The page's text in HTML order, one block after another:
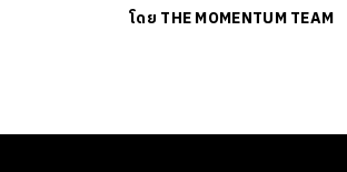
โดย THE MOMENTUM TEAM